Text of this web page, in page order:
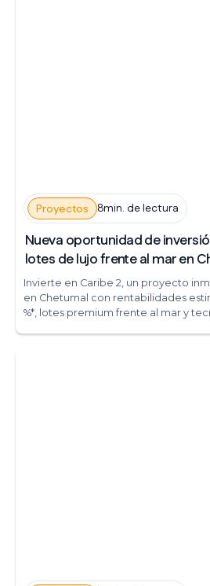
Proyectos 8min. de lectura
Nueva oportunidad de
lotes de lujo frente al mar en
Invierte en Caribe 2, un proyecto
en Chetumal con rentabilidades
%*, lotes premium frente al mar y